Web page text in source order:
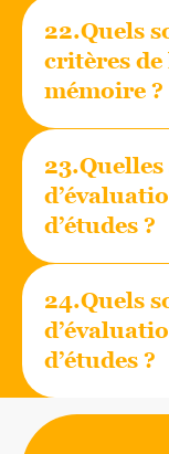
22.Quels
critères de
mémoire ?
d’études ?
24.Quels
d’études ?